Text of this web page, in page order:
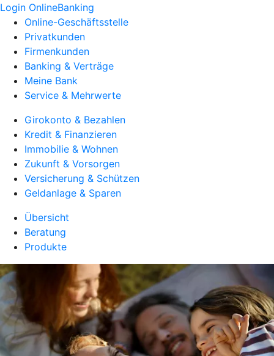
Login OnlineBanking
Online-Geschäftsstelle
Privatkunden
Firmenkunden
Banking & Verträge
Meine Bank
Service & Mehrwerte
Girokonto & Bezahlen
Kredit & Finanzieren
Immobilie & Wohnen
Zukunft & Vorsorgen
Versicherung & Schützen
Geldanlage & Sparen
Übersicht
Beratung
Produkte